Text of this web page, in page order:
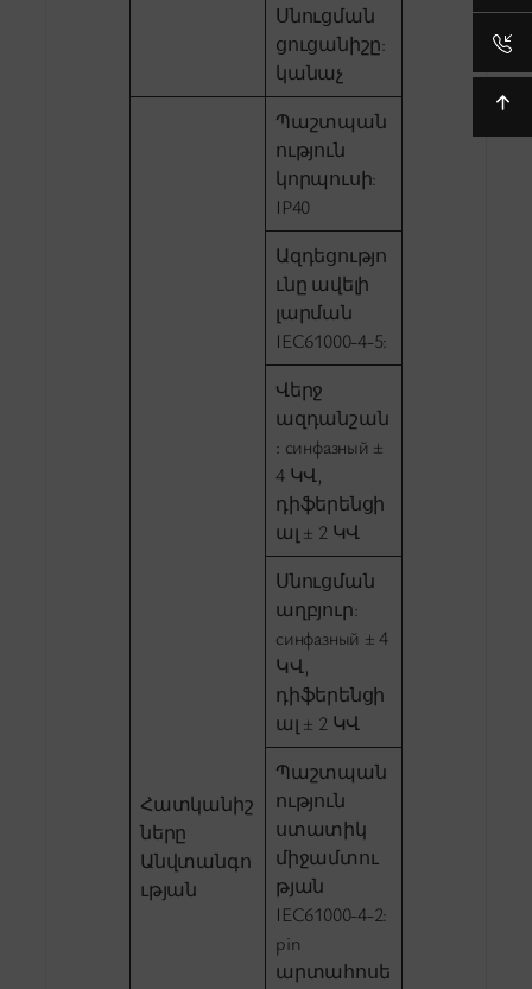
Սնուցման
ցուցանիշը:
կանաչ
Հատկանիշ
ները
Անվտանգո
ւթյան
Պաշտպան
ություն
կորպուսի:
IP40
Ազդեցությո
ւնը ավելի
լարման
IEC61000-4-5:
Վերջ
ազդանշան
: синфазный ±
4 ԿՎ,
դիֆերենցի
ալ ± 2 ԿՎ
Սնուցման
աղբյուր:
синфазный ± 4
ԿՎ,
դիֆերենցի
ալ ± 2 ԿՎ
Պաշտպան
ություն
ստատիկ
միջամտու
թյան
IEC61000-4-2:
pin
արտահոսե